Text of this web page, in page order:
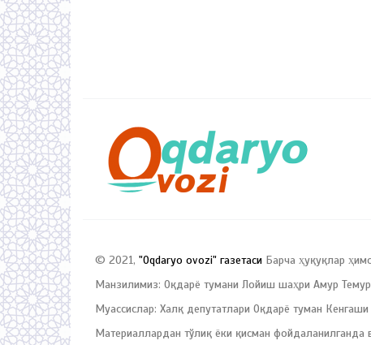
© 2021, "Oqdaryo ovozi" газетаси Барча ҳуқуқлар
Манзилимиз: Оқдарё тумани Лойиш шаҳри Амур Темур
Муассислар: Халқ депутатлари Оқдарё туман
Материаллардан тўлиқ ёки қисман фойдаланилганда